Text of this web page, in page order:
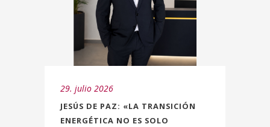
29. julio 2026
JESÚS DE PAZ: «LA TRANSICIÓN
ENERGÉTICA NO ES SOLO